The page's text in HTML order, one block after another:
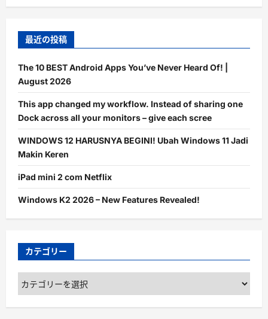
最近の投稿
The 10 BEST Android Apps You’ve Never Heard Of! |
August 2026
This app changed my workflow. Instead of sharing one
Dock across all your monitors – give each scree
WINDOWS 12 HARUSNYA BEGINI! Ubah Windows 11 Jadi
Makin Keren
iPad mini 2 com Netflix
Windows K2 2026 – New Features Revealed!
カテゴリー
カ
テ
ゴ